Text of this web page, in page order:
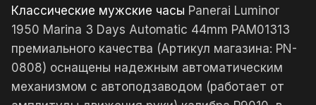
Классические мужские часы Panerai Luminor
1950 Marina 3 Days Automatic 44mm PAM01313
премиального качества (Артикул магазина: PN-
0808) оснащены надежным автоматическим
механизмом с автоподзаводом (работает от